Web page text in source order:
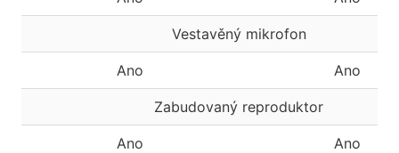
Vestavěný mikrofon
Ano Ano
Zabudovaný reproduktor
Ano Ano